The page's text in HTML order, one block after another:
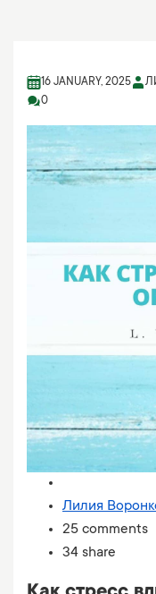
16 JANUARY, 2025
0
Лилия
25 comments
34 share